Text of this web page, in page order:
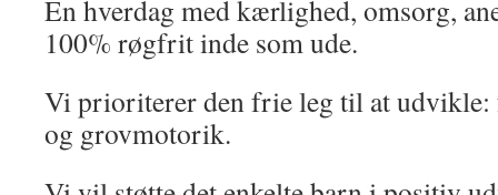
En hverdag med kærlighed, omsorg,
100% røgfrit inde som ude.
Vi prioriterer den frie leg til at udvikle:
og grovmotorik.